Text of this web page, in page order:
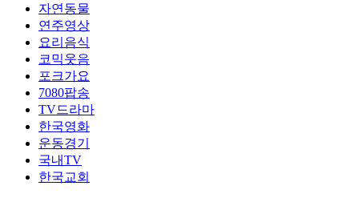
자연동물
연주영상
요리음식
코믹웃음
포크가요
7080팝송
TV드라마
한국영화
운동경기
국내TV
한국교회